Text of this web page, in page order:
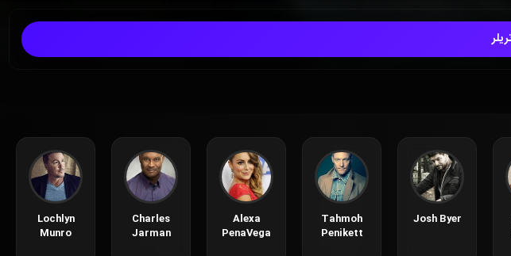
Lochlyn
Munro
Charles
Jarman
Alexa
PenaVega
Tahmoh
Penikett
Josh Byer